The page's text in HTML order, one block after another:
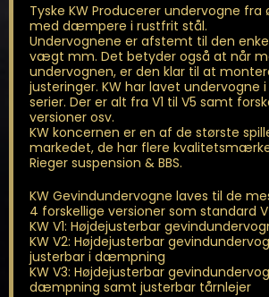
Tyske KW Producerer undervogne fra
med dæmpere i rustfrit stål.
Undervognene er afstemt til den
vægt mm. Det betyder også at når
undervognen, er den klar til at
justeringer. KW har lavet undervogne
serier. Der er alt fra V1 til V5 samt
versioner osv.
KW koncernen er en af de største
markedet, de har flere
Rieger suspension & BBS.
KW Gevindundervogne laves til de
4 forskellige versioner som standard
KW V1: Højdejusterbar
KW V2: Højdejusterbar
justerbar i dæmpning
KW V3: Højdejusterbar
dæmpning samt justerbar tårnlejer